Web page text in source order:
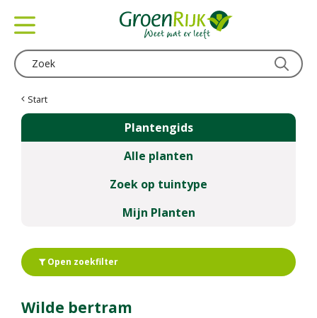
Start
Plantengids
Alle planten
Zoek op tuintype
Mijn Planten
Open zoekfilter
Wilde bertram